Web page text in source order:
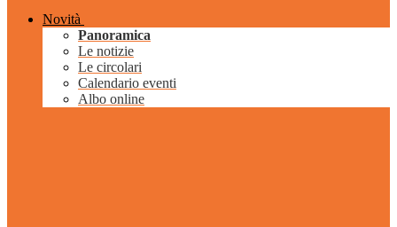
Novità
Panoramica
Le notizie
Le circolari
Calendario eventi
Albo online